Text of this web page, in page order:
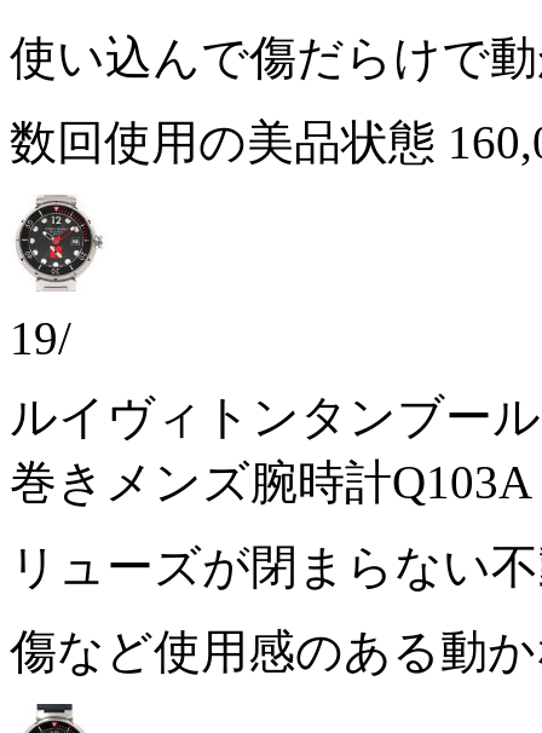
使い込んで傷だらけで
数回使用の美品状態
19/
ルイヴィトンタンブー
巻きメンズ腕時計Q103A
リューズが閉まらない
傷など使用感のある動